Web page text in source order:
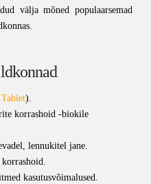
välja mõned populaarsemad
).
korrashoid -biokile
lennukitel jane.
kasutusvõimalused.